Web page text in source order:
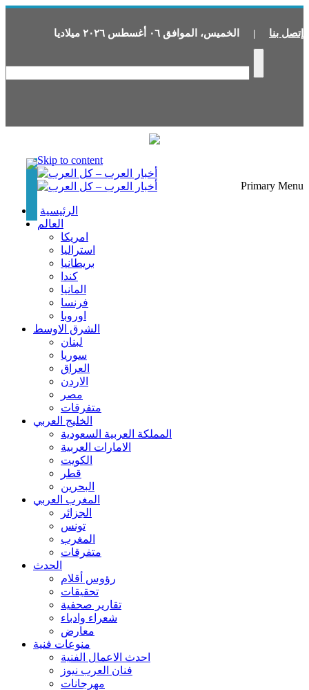
إتصل بنا | الخميس، الموافق ٠٦ أغسطس ٢٠٢٦ ميلاديا
Skip to content
Primary Menu
الرئيسية
العالم
امريكا
استراليا
بريطانيا
كندا
المانيا
فرنسا
اوروبا
الشرق الاوسط
لبنان
سوريا
العراق
الاردن
مصر
متفرقات
الخليج العربي
المملكة العربية السعودية
الامارات العربية
الكويت
قطر
البحرين
المغرب العربي
الجزائر
تونس
المغرب
متفرقات
الحدث
رؤوس أقلام
تحقيقات
تقارير صحفية
شعراء وادباء
معارض
منوعات فنية
احدث الاعمال الفنية
فنان العرب نيوز
مهرجانات